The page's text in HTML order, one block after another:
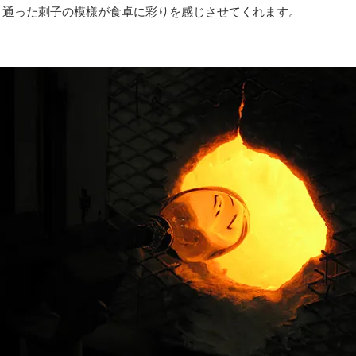
った刺子の模様が食卓に彩りを感じさせてくれます。